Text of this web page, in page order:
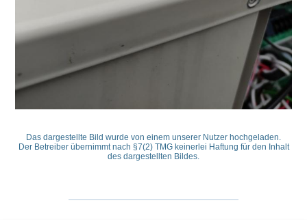
Das dargestellte Bild wurde von einem unserer Nutzer hochgeladen.
Der Betreiber übernimmt nach §7(2) TMG keinerlei Haftung für den Inhalt
des dargestellten Bildes.